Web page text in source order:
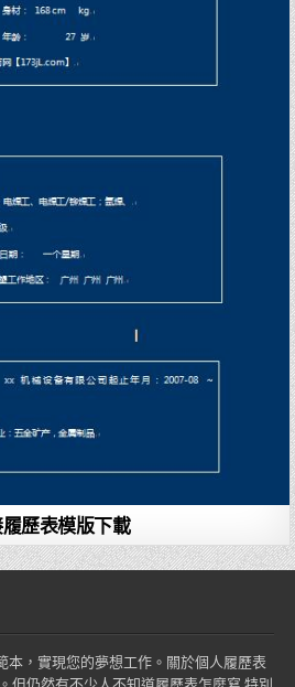
歷表模版下載
本，實現您的夢想工作。關於個人履歷表